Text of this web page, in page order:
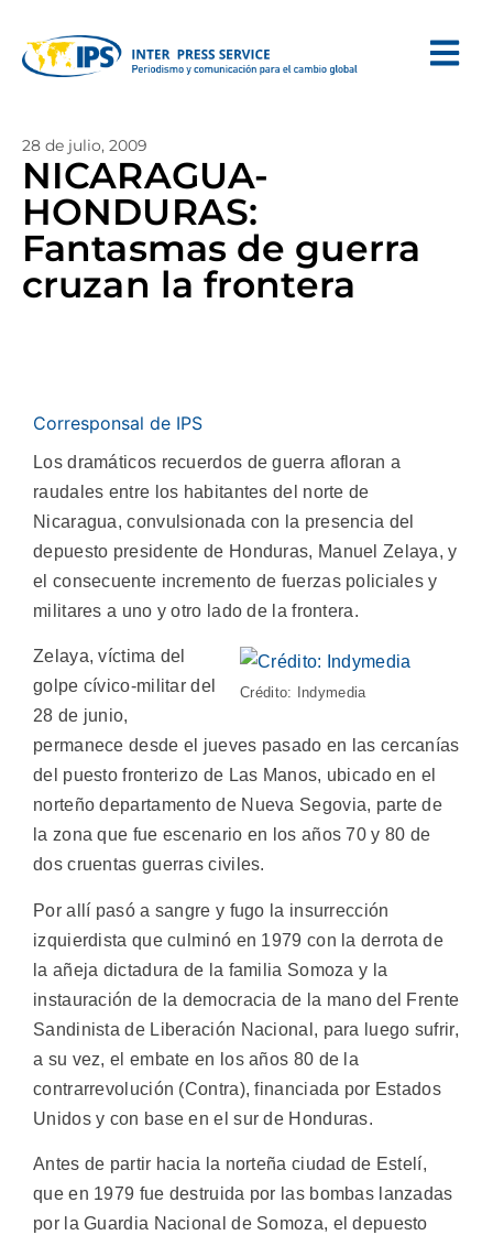
28 de julio, 2009
NICARAGUA-
HONDURAS:
Fantasmas de guerra
cruzan la frontera
Corresponsal de IPS
Los dramáticos recuerdos de guerra afloran a
raudales entre los habitantes del norte de
Nicaragua, convulsionada con la presencia del
depuesto presidente de Honduras, Manuel Zelaya, y
el consecuente incremento de fuerzas policiales y
militares a uno y otro lado de la frontera.
Crédito: Indymedia
Zelaya, víctima del
golpe cívico-militar del
28 de junio,
permanece desde el jueves pasado en las cercanías
del puesto fronterizo de Las Manos, ubicado en el
norteño departamento de Nueva Segovia, parte de
la zona que fue escenario en los años 70 y 80 de
dos cruentas guerras civiles.
Por allí pasó a sangre y fugo la insurrección
izquierdista que culminó en 1979 con la derrota de
la añeja dictadura de la familia Somoza y la
instauración de la democracia de la mano del Frente
Sandinista de Liberación Nacional, para luego sufrir,
a su vez, el embate en los años 80 de la
contrarrevolución (Contra), financiada por Estados
Unidos y con base en el sur de Honduras.
Antes de partir hacia la norteña ciudad de Estelí,
que en 1979 fue destruida por las bombas lanzadas
por la Guardia Nacional de Somoza, el depuesto